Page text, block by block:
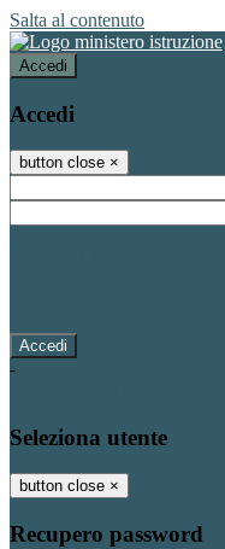
Salta al contenuto
Accedi
Accedi
button close ×
-
Seleziona utente
button close ×
Recupero password